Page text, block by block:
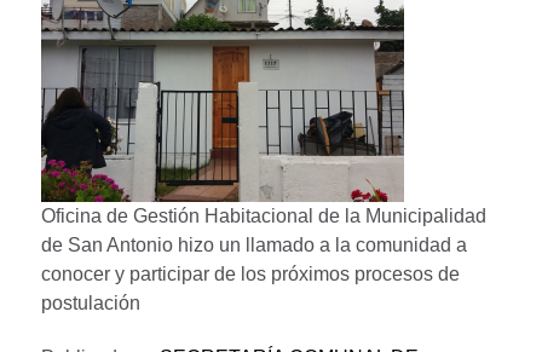
Oficina de Gestión Habitacional de la Municipalidad
de San Antonio hizo un llamado a la comunidad a
conocer y participar de los próximos procesos de
postulación